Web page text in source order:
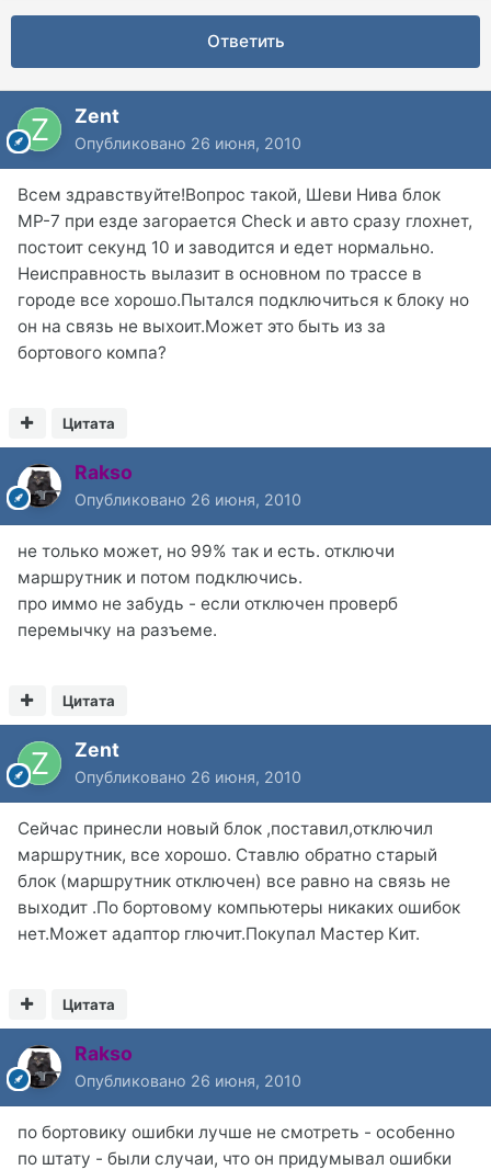
Ответить
Zent
Опубликовано 26 июня, 2010
Всем здравствуйте!Вопрос такой, Шеви Нива блок
МР-7 при езде загорается Check и авто сразу глохнет,
постоит секунд 10 и заводится и едет нормально.
Неисправность вылазит в основном по трассе в
городе все хорошо.Пытался подключиться к блоку но
он на связь не выхоит.Может это быть из за
бортового компа?
Цитата
Rakso
Опубликовано 26 июня, 2010
не только может, но 99% так и есть. отключи
маршрутник и потом подключись.
про иммо не забудь - если отключен проверб
перемычку на разъеме.
Цитата
Zent
Опубликовано 26 июня, 2010
Сейчас принесли новый блок ,поставил,отключил
маршрутник, все хорошо. Ставлю обратно старый
блок (маршрутник отключен) все равно на связь не
выходит .По бортовому компьютеры никаких ошибок
нет.Может адаптор глючит.Покупал Мастер Кит.
Цитата
Rakso
Опубликовано 26 июня, 2010
по бортовику ошибки лучше не смотреть - особенно
по штату - были случаи, что он придумывал ошибки